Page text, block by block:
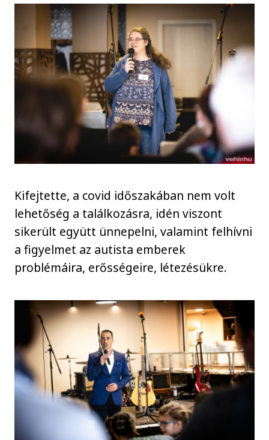
Kifejtette, a covid időszakában nem volt
lehetőség a találkozásra, idén viszont
sikerült együtt ünnepelni, valamint felhívni
a figyelmet az autista emberek
problémáira, erősségeire, létezésükre.